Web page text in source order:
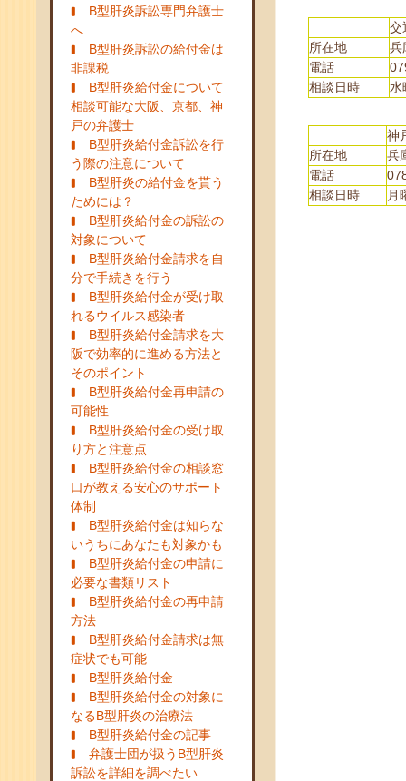
B型肝炎訴訟専門弁護士
へ
B型肝炎訴訟の給付金は
非課税
B型肝炎給付金について
相談可能な大阪、京都、神
戸の弁護士
B型肝炎給付金訴訟を行
う際の注意について
B型肝炎の給付金を貰う
ためには？
B型肝炎給付金の訴訟の
対象について
B型肝炎給付金請求を自
分で手続きを行う
B型肝炎給付金が受け取
れるウイルス感染者
B型肝炎給付金請求を大
阪で効率的に進める方法と
そのポイント
B型肝炎給付金再申請の
可能性
B型肝炎給付金の受け取
り方と注意点
B型肝炎給付金の相談窓
口が教える安心のサポート
体制
B型肝炎給付金は知らな
いうちにあなたも対象かも
B型肝炎給付金の申請に
必要な書類リスト
B型肝炎給付金の再申請
方法
B型肝炎給付金請求は無
症状でも可能
B型肝炎給付金
B型肝炎給付金の対象に
なるB型肝炎の治療法
B型肝炎給付金の記事
弁護士団が扱うB型肝炎
訴訟を詳細を調べたい
交
所在地
兵
電話
相談日時
水
神
所在地
兵
電話
相談日時
月